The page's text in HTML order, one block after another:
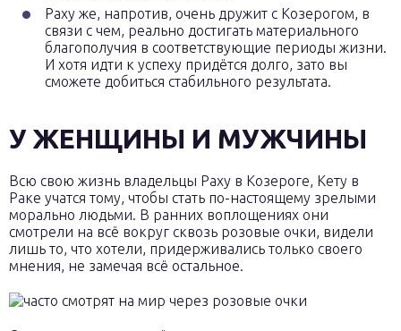
Раху же, напротив, очень дружит с Козерогом, в
связи с чем, реально достигать материального
благополучия в соответствующие периоды жизни.
И хотя идти к успеху придётся долго, зато вы
сможете добиться стабильного результата.
У ЖЕНЩИНЫ И МУЖЧИНЫ
Всю свою жизнь владельцы Раху в Козероге, Кету в
Раке учатся тому, чтобы стать по-настоящему зрелыми
морально людьми. В ранних воплощениях они
смотрели на всё вокруг сквозь розовые очки, видели
лишь то, что хотели, придерживались только своего
мнения, не замечая всё остальное.